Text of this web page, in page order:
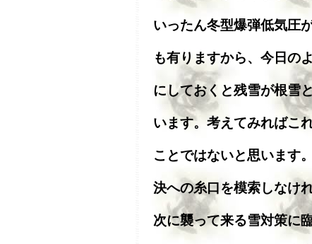
いったん冬型爆弾低気圧
も有りますから、今日の
にしておくと残雪が根雪
います。考えてみればこ
ことではないと思います
決への糸口を模索しなけ
次に襲って来る雪対策に